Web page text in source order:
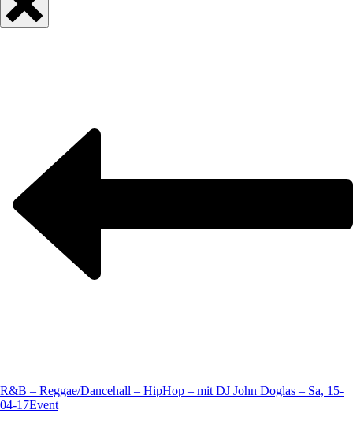
R&B – Reggae/Dancehall – HipHop – mit DJ John Doglas – Sa, 15-
04-17Event